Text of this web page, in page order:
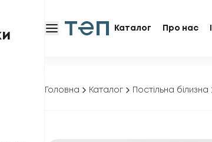
Каталог Про нас
Головна Каталог Постільна білизна